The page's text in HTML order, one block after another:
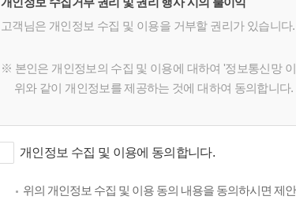
고객님은 개인정보 수집 및 이용을 거부할 권리가 있습니
※ 본인은 개인정보의 수집 및 이용에 대하여 '정보통신망
위와 같이 개인정보를 제공하는 것에 대하여 동의합니다.
개인정보 수집 및 이용에 동의합니다.
위의 개인정보 수집 및 이용 동의 내용을 동의하시면 제